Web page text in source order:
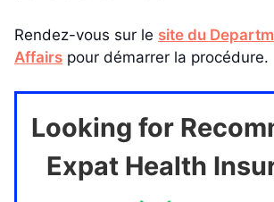
Rendez-vous sur le site du
Affairs pour démarrer la procédure.
Looking for
Expat Health